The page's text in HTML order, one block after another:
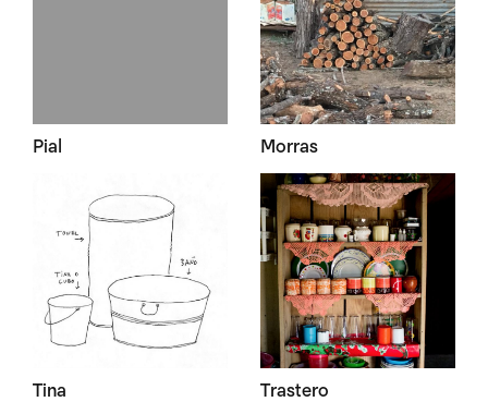
Pial Morras
Tina Trastero